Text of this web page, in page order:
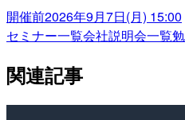
開催前2026年9月7日(月) 15:00
セミナー一覧会社説明会一覧
関連記事